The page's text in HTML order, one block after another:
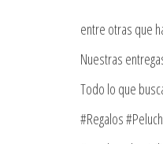
entre otras que
Nuestras
Todo lo que
#Regalos